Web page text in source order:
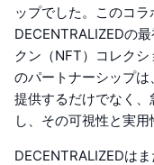
ップでした。このコラ
DECENTRALIZEDの
クン（NFT）コレク
のパートナーシップ
提供するだけでなく
し、その可視性と実用
DECENTRALIZEDは